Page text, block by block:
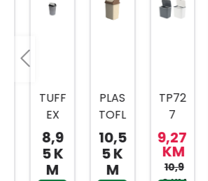
TUFF
KANT
A ZA
SME
8,9
5 K
PLAS
TOFL
EX
KANT
A ZA
10,5
5 K
TP72
KANT
A ZA
KUHI
9,27
KM
10,9